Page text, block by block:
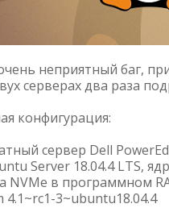
неприятный баг,
серверах два раза
конфигурация:
сервер Dell
Server 18.04.4 LTS,
NVMe в программном
4.1~rc1-3~ubuntu18.04.4